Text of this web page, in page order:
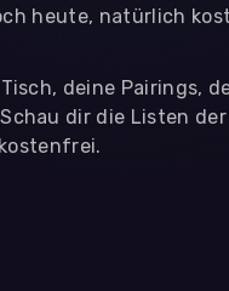
heute, natürlich
deine Pairings,
dir die Listen